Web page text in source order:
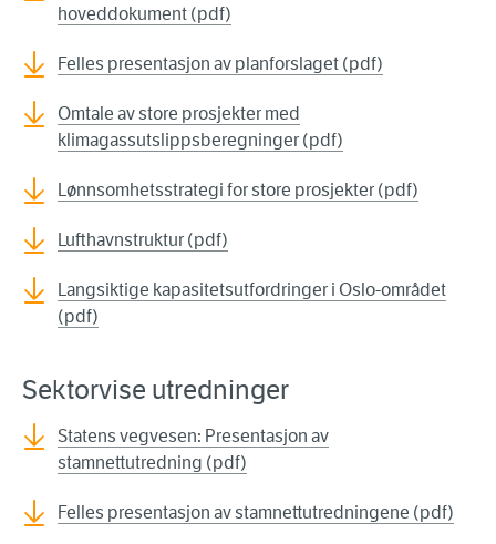
hoveddokument (pdf)
Felles presentasjon av planforslaget (pdf)
Omtale av store prosjekter med
klimagassutslippsberegninger (pdf)
Lønnsomhetsstrategi for store prosjekter (pdf)
Lufthavnstruktur (pdf)
Langsiktige kapasitetsutfordringer i Oslo-området
(pdf)
Sektorvise utredninger
Statens vegvesen: Presentasjon av
stamnettutredning (pdf)
Felles presentasjon av stamnettutredningene (pdf)